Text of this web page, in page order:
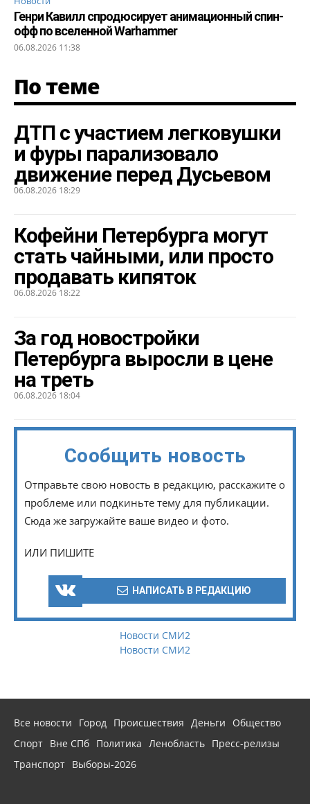
Генри Кавилл спродюсирует анимационный спин-
офф по вселенной Warhammer
06.08.2026 11:38
По теме
ДТП с участием легковушки
и фуры парализовало
движение перед Дусьевом
06.08.2026 18:29
Кофейни Петербурга могут
стать чайными, или просто
продавать кипяток
06.08.2026 18:22
За год новостройки
Петербурга выросли в цене
на треть
06.08.2026 18:04
Сообщить новость
Отправьте свою новость в редакцию, расскажите о
проблеме или подкиньте тему для публикации.
Сюда же загружайте ваше видео и фото.
ИЛИ ПИШИТЕ
НАПИСАТЬ В РЕДАКЦИЮ
Новости СМИ2
Новости СМИ2
Все новости Город Происшествия Деньги
Общество
Спорт Вне СПб Политика Ленобласть Пресс-релизы
Транспорт Выборы-2026